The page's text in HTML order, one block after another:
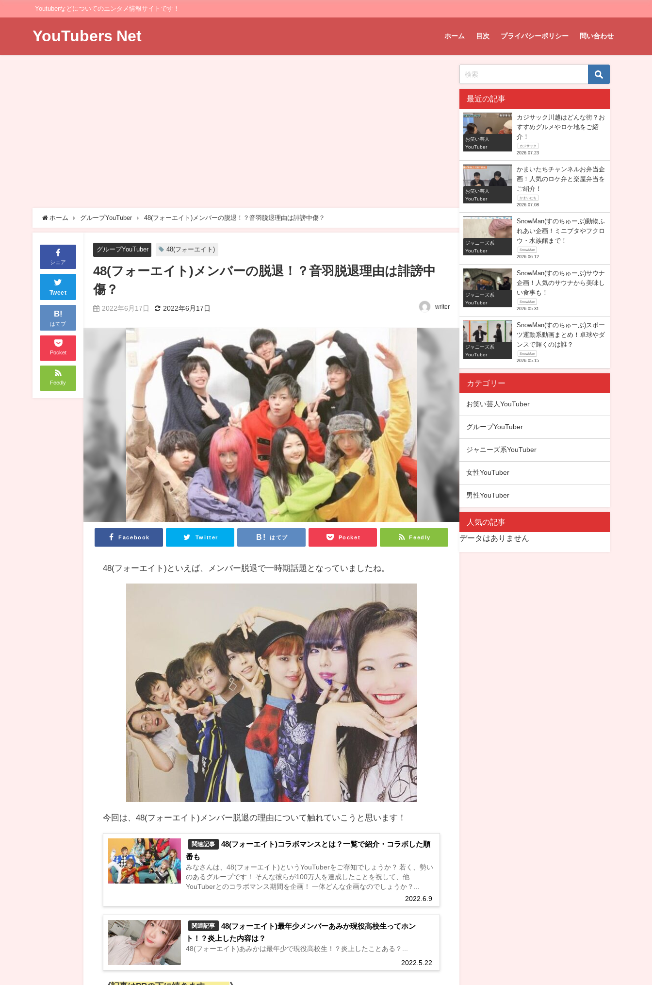
Youtuberなどについてのエンタメ情報サイトです！
YouTubers Net ホーム 目次 プライバシーポリシー 問い合わせ
ホーム グループYouTuber 48(フォーエイト)メンバーの脱退！？音羽脱退理由は誹謗中傷？
シェア
Tweet
B!
はてブ
Pocket
Feedly
グループYouTuber 48(フォーエイト)
48(フォーエイト)メンバーの脱退！？音羽脱退理由は誹謗中
傷？
2022年6月17日 2022年6月17日 writer
Facebook Twitter はてブ Pocket Feedly
48(フォーエイト)といえば、メンバー脱退で一時期話題となっていましたね。
今回は、48(フォーエイト)メンバー脱退の理由について触れていこうと思います！
関連記事
48(フォーエイト)コラボマンスとは？一覧で紹介・コラボした順
番も
2022.6.9
みなさんは、48(フォーエイト)というYouTuberをご存知でしょうか？ 若く、勢い
のあるグループです！ そんな彼らが100万人を達成したことを祝して、他
YouTuberとのコラボマンス期間を企画！ 一体どんな企画なのでしょうか？...
関連記事
48(フォーエイト)最年少メンバーあみか現役高校生ってホン
ト！？炎上した内容は？
2022.5.22
48(フォーエイト)あみかは最年少で現役高校生！？炎上したことある？...
最近の記事
お笑い芸人
YouTuber
カジサック川越はどんな街？お
すすめグルメやロケ地をご紹
介！
カジサック
2026.07.23
お笑い芸人
YouTuber
かまいたちチャンネルお弁当企
画！人気のロケ弁と楽屋弁当を
ご紹介！
かまいたち
2026.07.08
ジャニーズ系
YouTuber
SnowMan(すのちゅーぶ)動物ふ
れあい企画！ミニブタやフクロ
ウ・水族館まで！
SnowMan
2026.06.12
ジャニーズ系
YouTuber
SnowMan(すのちゅーぶ)サウナ
企画！人気のサウナから美味し
い食事も！
SnowMan
2026.05.31
ジャニーズ系
YouTuber
SnowMan(すのちゅーぶ)スポー
ツ運動系動画まとめ！卓球やダ
ンスで輝くのは誰？
SnowMan
2026.05.15
カテゴリー
お笑い芸人YouTuber
グループYouTuber
ジャニーズ系YouTuber
女性YouTuber
男性YouTuber
人気の記事
データはありません